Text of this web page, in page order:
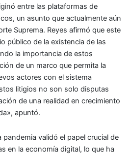
entre las plataformas de
un asunto que actualmente aún
Suprema. Reyes afirmó que este
público de la existencia de las
la importancia de estos
de un marco que permita la
actores con el sistema
litigios no son solo disputas
de una realidad en crecimiento
apuntó.
pandemia validó el papel crucial de
en la economía digital, lo que ha